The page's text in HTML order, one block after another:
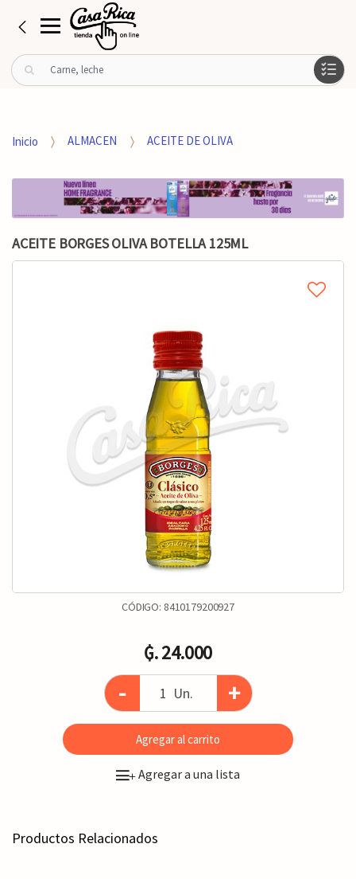
B
u
r
o
Inicio ALMACEN ACEITE DE OLIVA
ACEITE BORGES OLIVA BOTELLA 125ML
CÓDIGO: 8410179200927
₲. 24.000
- Un. +
Agregar al carrito
+Agregar a una lista
Productos Relacionados